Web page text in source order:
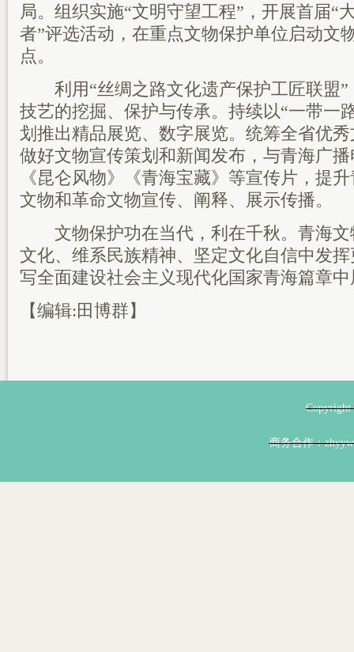
局。组织实施“文明守望工程”，开展首届“
者”评选活动，在重点文物保护单位启动文
点。
利用“丝绸之路文化遗产保护工匠联盟”
技艺的挖掘、保护与传承。持续以“一带一
划推出精品展览、数字展览。统筹全省优
做好文物宣传策划和新闻发布，与青海广
《昆仑风物》《青海宝藏》等宣传片，提
文物和革命文物宣传、阐释、展示传播。
文物保护功在当代，利在千秋。青海文
文化、维系民族精神、坚定文化自信中发
写全面建设社会主义现代化国家青海篇章
【编辑:田博群】
商务合作：